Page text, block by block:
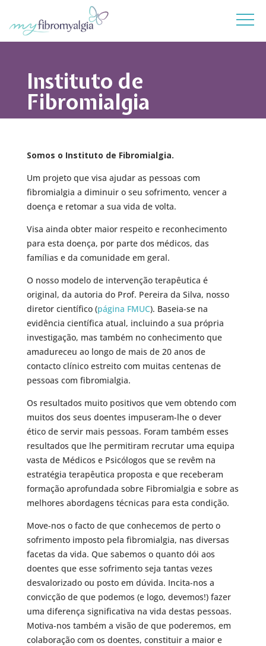
Instituto de
Fibromialgia
Somos o Instituto de Fibromialgia.
Um projeto que visa ajudar as pessoas com
fibromialgia a diminuir o seu sofrimento, vencer a
doença e retomar a sua vida de volta.
Visa ainda obter maior respeito e reconhecimento
para esta doença, por parte dos médicos, das
famílias e da comunidade em geral.
O nosso modelo de intervenção terapêutica é
original, da autoria do Prof. Pereira da Silva, nosso
diretor científico (página FMUC). Baseia-se na
evidência científica atual, incluindo a sua própria
investigação, mas também no conhecimento que
amadureceu ao longo de mais de 20 anos de
contacto clínico estreito com muitas centenas de
pessoas com fibromialgia.
Os resultados muito positivos que vem obtendo com
muitos dos seus doentes impuseram-lhe o dever
ético de servir mais pessoas. Foram também esses
resultados que lhe permitiram recrutar uma equipa
vasta de Médicos e Psicólogos que se revêm na
estratégia terapêutica proposta e que receberam
formação aprofundada sobre Fibromialgia e sobre as
melhores abordagens técnicas para esta condição.
Move-nos o facto de que conhecemos de perto o
sofrimento imposto pela fibromialgia, nas diversas
facetas da vida. Que sabemos o quanto dói aos
doentes que esse sofrimento seja tantas vezes
desvalorizado ou posto em dúvida. Incita-nos a
convicção de que podemos (e logo, devemos!) fazer
uma diferença significativa na vida destas pessoas.
Motiva-nos também a visão de que poderemos, em
colaboração com os doentes, constituir a maior e